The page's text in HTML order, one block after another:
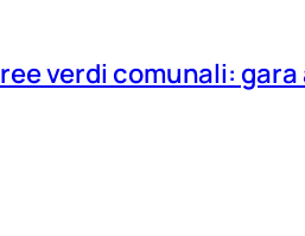
verdi comunali: